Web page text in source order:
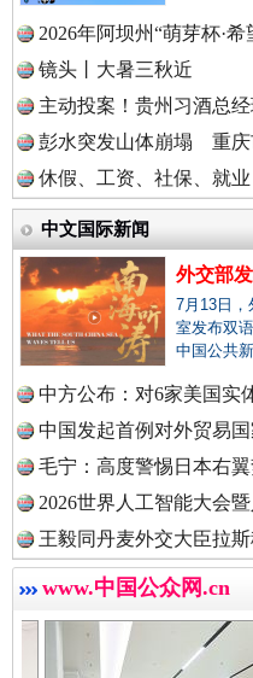
中国
中国
中国
中国
中国
中国
世界屋脊 天路
2026年阿坝州“萌芽杯·希
镜头丨大暑三秋近
主动投案！贵州习酒总
彭水突发山体崩塌 重庆
休假、工资、社保、就
中文国际新闻
外交部
7月13日，
室发布双
中国公共
中方公布：对6家美国实
中国发起首例对外贸易
毛宁：高度警惕日本右
2026世界人工智能大会
王毅同丹麦外交大臣拉
www.中国公众网.cn